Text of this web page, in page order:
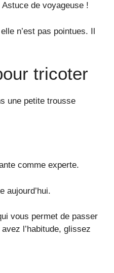
de voyageuse !
n’est pas pointues. Il
tricoter
une petite trousse
comme experte.
aujourd’hui.
vous permet de passer
l’habitude, glissez